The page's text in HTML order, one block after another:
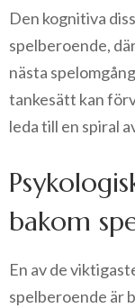
Den kognitiva
spelberoende,
nästa
tankesätt kan
leda till en spiral
bakom
En av de
spelberoende är